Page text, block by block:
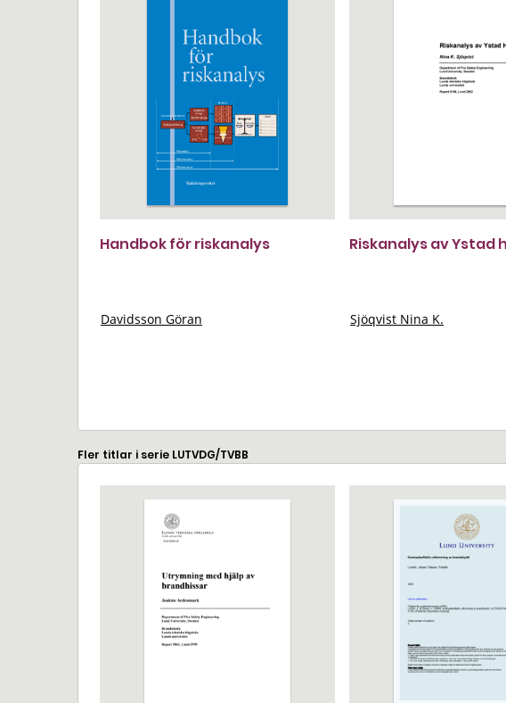
Handbok för riskanalys
Davidsson Göran
Riskanalys av Ystad
Sjöqvist Nina K.
Fler titlar i serie LUTVDG/TVBB